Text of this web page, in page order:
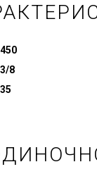
450
3/8
35